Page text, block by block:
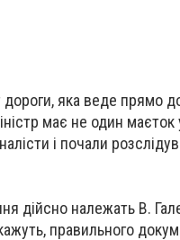
яка веде прямо
має не один
і почали
дійсно належать В.
правильного